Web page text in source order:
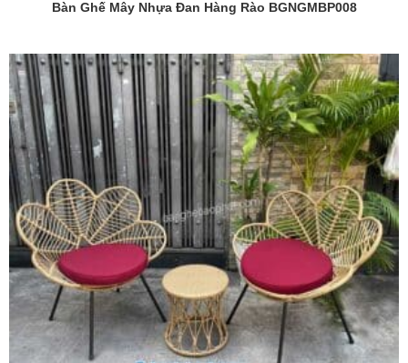
Bàn Ghế Mây Nhựa Đan Hàng Rào BGNGMBP008